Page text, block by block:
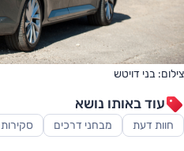
צילום: בני דויטש
עוד באותו נושא
חוות דעת מבחני דרכים סקירות